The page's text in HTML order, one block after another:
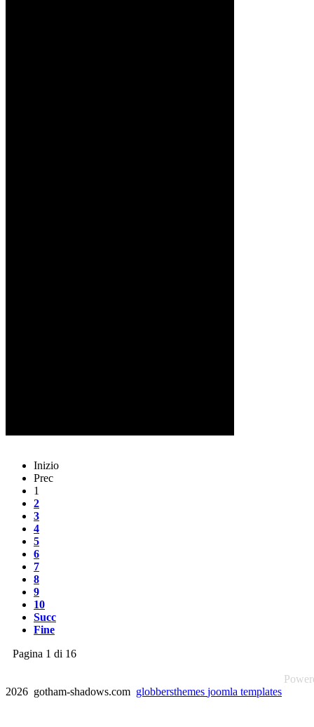
Inizio
Prec
1
2
3
4
5
6
7
8
9
10
Succ
Fine
Pagina 1 di 16
2026 gotham-shadows.com globbersthemes joomla templates